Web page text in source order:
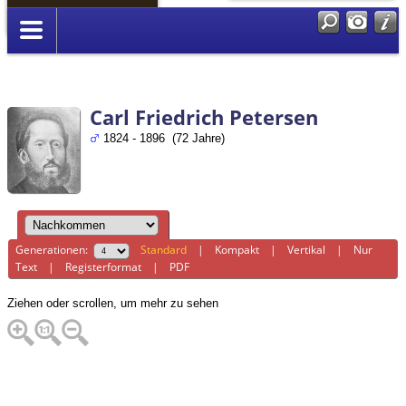
Anmelden
Carl Friedrich Petersen
1824 - 1896 (72 Jahre)
Generationen: Standard | Kompakt |Vertikal | Nur
Text | Registerformat | PDF
Ziehen oder scrollen, um mehr zu sehen